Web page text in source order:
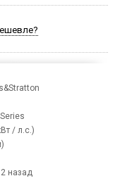
/ л.с.)
назад